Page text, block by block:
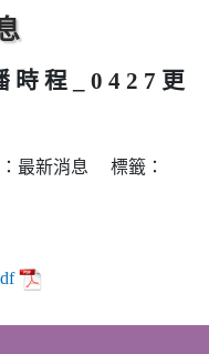
時程_0427更
最新消息 標籤：